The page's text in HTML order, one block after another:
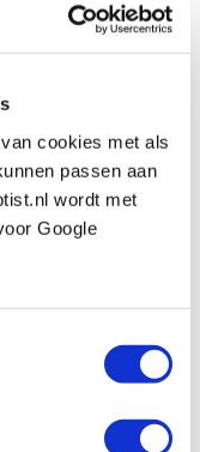
cookies met als
passen aan
wordt met
Google
Second Fix 9